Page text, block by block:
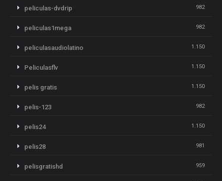
peliculas-dvdrip 982
peliculas1mega 982
peliculasaudiolatino 1.150
Peliculasflv 1.150
pelis gratis 1.150
pelis-123 982
pelis24 1.150
pelis28 981
pelisgratishd 959